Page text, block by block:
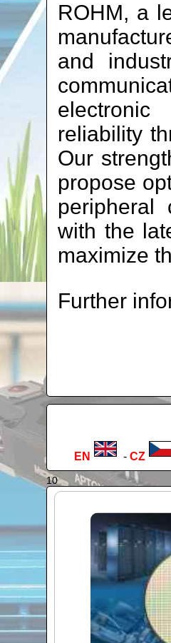
ROHM, a
and
reliability
Our
propose
peripheral
with the
maximize
Further
EN - CZ
10